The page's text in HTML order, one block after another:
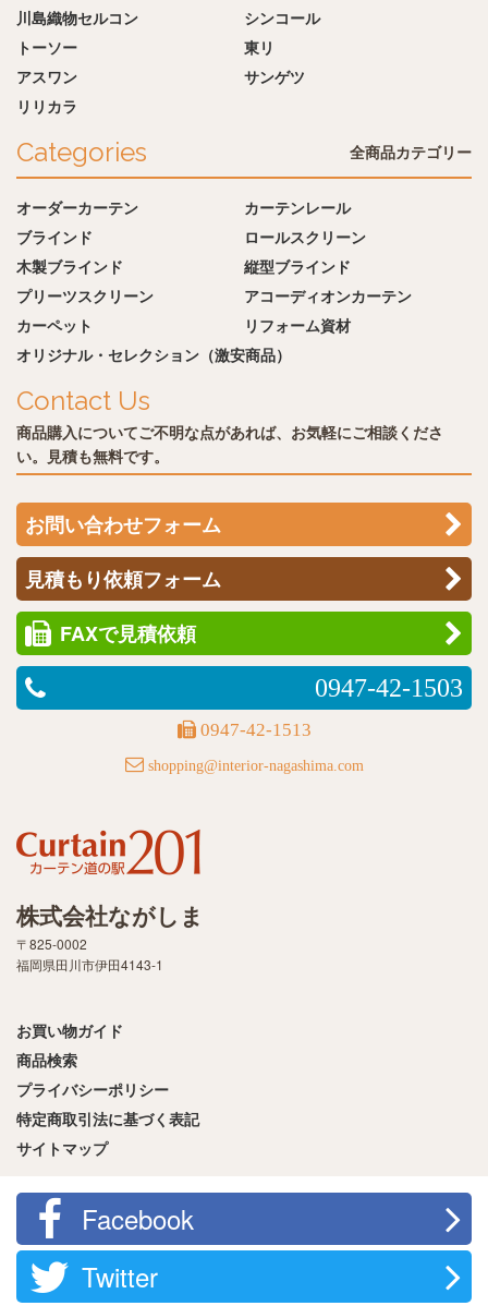
川島織物セルコン
シンコール
トーソー
東リ
アスワン
サンゲツ
リリカラ
Categories 全商品カテゴリー
オーダーカーテン
カーテンレール
ブラインド
ロールスクリーン
木製ブラインド
縦型ブラインド
プリーツスクリーン
アコーディオンカーテン
カーペット
リフォーム資材
オリジナル・セレクション（激安商品）
Contact Us
商品購入についてご不明な点があれば、お気軽にご相談くださ
い。見積も無料です。
お問い合わせフォーム
見積もり依頼フォーム
FAXで見積依頼
0947-42-1503
0947-42-1513
shopping@interior-nagashima.com
株式会社ながしま
〒825-0002
福岡県田川市伊田4143-1
お買い物ガイド
商品検索
プライバシーポリシー
特定商取引法に基づく表記
サイトマップ
Facebook
Twitter